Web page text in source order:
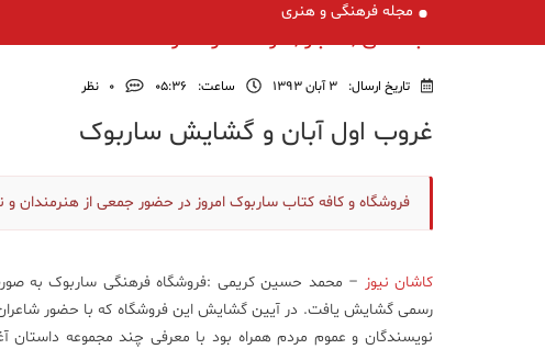
مجله فرهنگی و هنری
اجتماعی , اخبار , فرهنگ و هنر
تاریخ ارسال: 3 آبان 1393 ساعت: ۰۵:۳۶ 0 نظر
غروب اول آبان و گشایش ساربوک
فروشگاه و کافه کتاب ساربوک امروز در حضور جمعی از هنرمندان
کاشان نیوز – محمد حسین کریمی :فروشگاه فرهنگی ساربوک به
رسمی گشایش یافت. در آیین گشایش این فروشگاه که با حضور
نویسندگان و عموم مردم همراه بود با معرفی چند مجموعه داستان